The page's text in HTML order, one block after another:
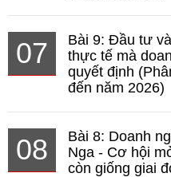
07
Bài 9: Đầu tư
thực tế mà
quyết định
đến năm 2026)
08
Bài 8: Doanh
Nga - Cơ hội
còn giống giai